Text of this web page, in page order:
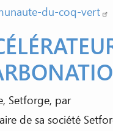
du-coq-vert
Setforge, par
de sa société